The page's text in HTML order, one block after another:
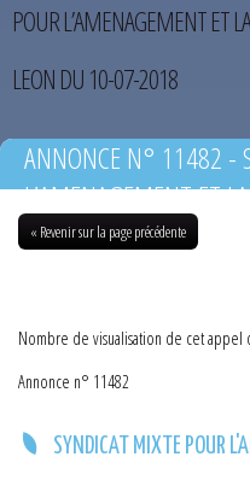
POUR L’AMENAGEMENT ET
LEON DU 10-07-2018
ANNONCE N° 11482 -
L’AMENAGEMENT ET
HAUT-LEON DU 10-07-
« Revenir sur la page précédente
Nombre de visualisation de cet appel
Annonce n° 11482
SYNDICAT MIXTE POUR